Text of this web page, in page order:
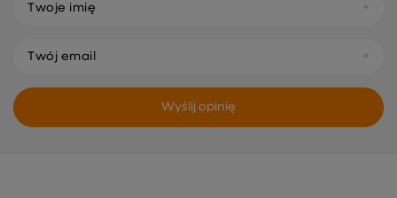
Twoje imię
Twój email
Wyślij opinię